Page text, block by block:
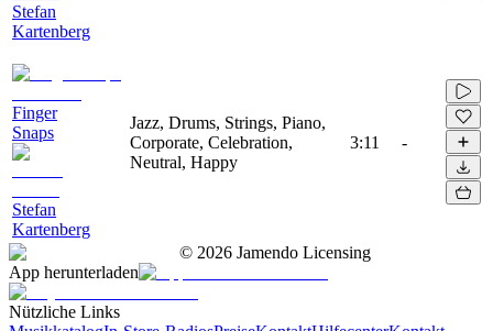
Stefan
Kartenberg
Finger
Snaps
Stefan
Kartenberg
Jazz, Drums, Strings, Piano,
Corporate, Celebration,
Neutral, Happy
3:11 -
© 2026 Jamendo Licensing
App herunterladen
Nützliche Links